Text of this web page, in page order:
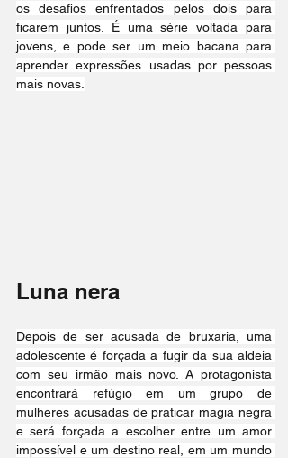
os desafios enfrentados pelos dois para
ficarem juntos. É uma série voltada para
jovens, e pode ser um meio bacana para
aprender expressões usadas por pessoas
mais novas.
Luna nera
Depois de ser acusada de bruxaria, uma
adolescente é forçada a fugir da sua aldeia
com seu irmão mais novo. A protagonista
encontrará refúgio em um grupo de
mulheres acusadas de praticar magia negra
e será forçada a escolher entre um amor
impossível e um destino real, em um mundo